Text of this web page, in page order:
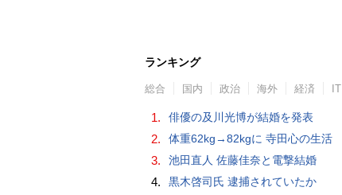
ランキング
総合 国内 政治 海外 経済 IT
1. 俳優の及川光博が結婚を発表
2. 体重62kg→82kgに 寺田心の生活
3. 池田直人 佐藤佳奈と電撃結婚
4. 黒木啓司氏 逮捕されていたか